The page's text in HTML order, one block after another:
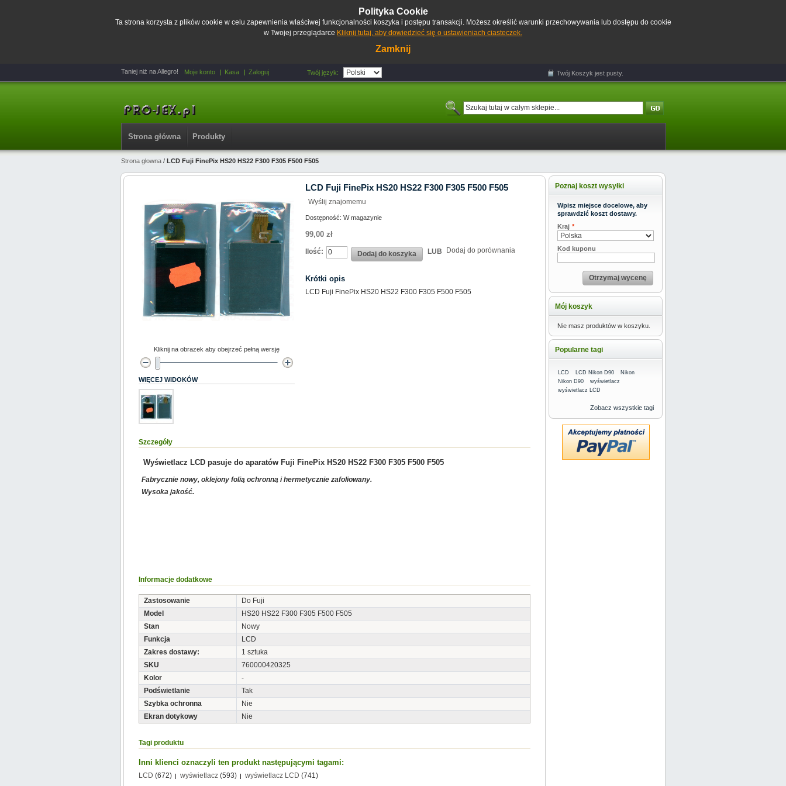
Polityka Cookie
Ta strona korzysta z plików cookie w celu zapewnienia właściwej funkcjonalności koszyka i postępu transakcji. Możesz określić warunki przechowywania lub dostępu do cookie
w Twojej przeglądarce Kliknij tutaj, aby dowiedzieć się o ustawieniach ciasteczek.
Zamknij
Taniej niż na Allegro! Moje konto Kasa Zaloguj Twój Koszyk jest pusty.
Twój język:
Strona główna Produkty
Strona głowna / LCD Fuji FinePix HS20 HS22 F300 F305 F500 F505
LCD Fuji FinePix HS20 HS22 F300 F305 F500 F505
Wyślij znajomemu
Dostępność: W magazynie
99,00 zł
Ilość: Dodaj do koszyka LUB Dodaj do porównania
Krótki opis
LCD Fuji FinePix HS20 HS22 F300 F305 F500 F505
Kliknij na obrazek aby obejrzeć pełną wersję
WIĘCEJ WIDOKÓW
Szczegóły
Wyświetlacz LCD pasuje do aparatów Fuji FinePix HS20 HS22 F300 F305 F500 F505
Fabrycznie nowy, oklejony folią ochronną i hermetycznie zafoliowany.
Wysoka jakość.
Informacje dodatkowe
Zastosowanie
Do Fuji
Model
HS20 HS22 F300 F305 F500 F505
Stan
Nowy
Funkcja
LCD
Zakres dostawy:
1 sztuka
SKU
760000420325
Kolor
-
Podświetlanie
Tak
Szybka ochronna
Nie
Ekran dotykowy
Nie
Tagi produktu
Inni klienci oznaczyli ten produkt następującymi tagami:
LCD (672) wyświetlacz (593) wyświetlacz LCD (741)
Poznaj koszt wysyłki
Wpisz miejsce docelowe, aby
sprawdzić koszt dostawy.
*
Kraj
Kod kuponu
Otrzymaj wycenę
Mój koszyk
Nie masz produktów w koszyku.
Popularne tagi
LCD LCD Nikon D90
Nikon
Nikon D90
wyświetlacz
wyświetlacz LCD
Zobacz wszystkie tagi